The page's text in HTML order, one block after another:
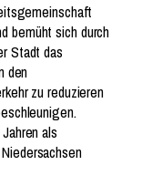
bemüht sich durch
Stadt das
den
zu reduzieren
als